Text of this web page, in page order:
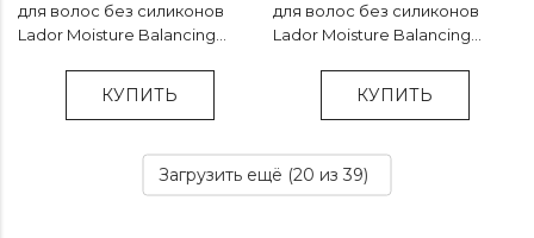
для волос без силиконов
Lador Moisture Balancing
КУПИТЬ
для волос без силиконов
Lador Moisture Balancing
КУПИТЬ
Загрузить ещё (20 из 39)